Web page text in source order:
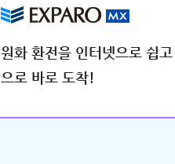
원화 환전을 인터넷으로 쉽
으로 바로 도착!